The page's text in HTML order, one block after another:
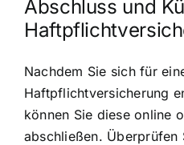
Abschluss und
Nachdem Sie sich für
Haftpflichtversicherung
können Sie diese online
abschließen. Überprüfen